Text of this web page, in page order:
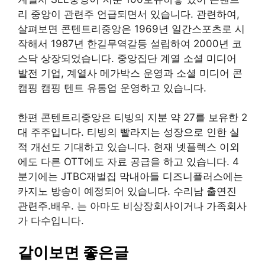
리 중앙이 관련주 언급되면서 있습니다. 관련하여,
살펴보면 콘텐트리중앙은 1969년 일간스포츠로 시
작해서 1987년 한길무역갈등 설립하여 2000년 코
스닥 상장되었습니다. 중앙집단 계열 소셜 미디어
발전 기업, 계열사 메가박스 운영과 소셜 미디어 콘
캠핑 캠핑 텐트 유통업 운영하고 있습니다.
한편 콘텐트리중앙은 티빙의 지분 약 27를 보유한 2
대 주주입니다. 티빙의 빨라지는 성장으로 인한 실
적 개선도 기대하고 있습니다. 현재 넷플렉스 이외
에도 다른 OTT에도 자료 공급을 하고 있습니다. 4
분기에는 JTBC재벌집 막내아들 디즈니플러스에는
카지노 방송이 예정되어 있습니다. 수리남 출연진
관련주.배우. 는 아마도 비상장회사이거나 가족회사
가 다수입니다.
같이보면 좋은글